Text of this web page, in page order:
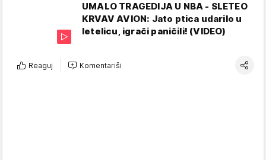
UMALO TRAGEDIJA U NBA - SLETEO
KRVAV AVION: Jato ptica udarilo u
letelicu, igrači paničili! (VIDEO)
Reaguj Komentariši